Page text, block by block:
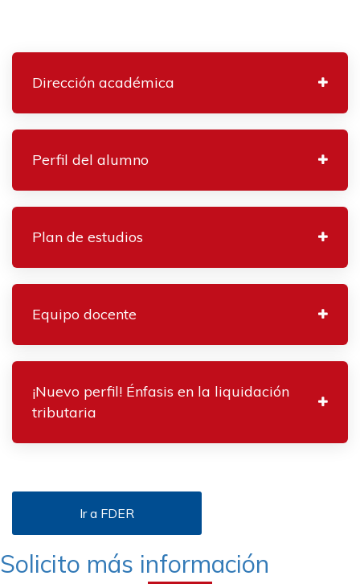
Dirección académica
Perfil del alumno
​​​​​​​Plan de estudios
Equipo docente
¡Nuevo perfil! Énfasis en la liquidación
tributaria
Ir a FDER
Solicito más información